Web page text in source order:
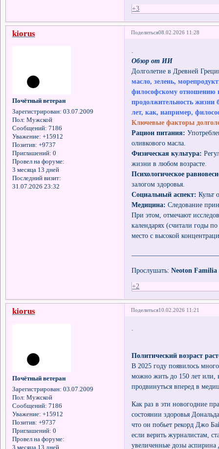
+3
Поделиться08.02.2026 11:28
kiorus
Почётный ветеран
Зарегистрирован: 03.07.2009
Пол: Мужской
Сообщений: 7186
Уважение: +15912
Позитив: +9737
Приглашений: 0
Провел на форуме:
3 месяца 13 дней
Последний визит:
31.07.2026 23:32
.
Обзор от ИИ
Долголетие в Древней
масло, зелень,
философскому отношению
продолжительность жизни
лет, как, например,
Ключевые факторы
Рацион питания:
оливкового масла.
Физическая культура:
жизни в любом возрасте.
Психологическое
залогом здоровья.
Социальный аспект: Культ
Медицина: Следование
При этом, отмечают
календарях (считали годы
место с высокой
Прослушать: Neoton
+2
Поделиться10.02.2026 11:21
kiorus
Почётный ветеран
Зарегистрирован: 03.07.2009
Пол: Мужской
Сообщений: 7186
Уважение: +15912
Позитив: +9737
Приглашений: 0
Провел на форуме:
3 месяца 13 дней
.
Политический возраст
В 2025 году появилось
можно жить до 150 лет или,
продвинуться вперед в
Как раз в эти новогодние
состоянии здоровья
что он побьет рекорд Джо
если верить журналистам,
увеличенные дозы аспирина